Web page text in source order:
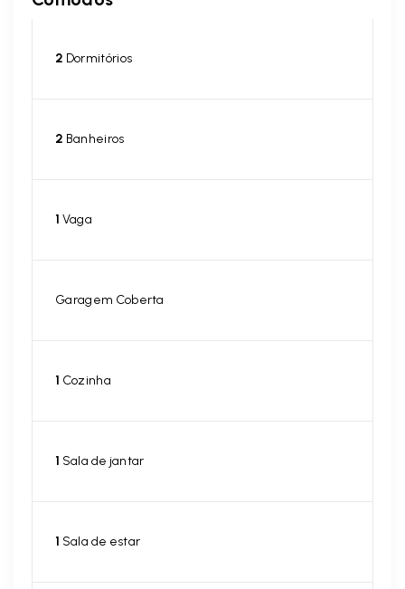
2 Dormitórios
2 Banheiros
1 Vaga
Garagem Coberta
1 Cozinha
1 Sala de jantar
1 Sala de estar